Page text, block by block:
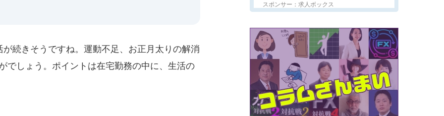
続きそうですね。運動不足、お正月太りの解消
でしょう。ポイントは在宅勤務の中に、生活の
スポンサー：求人ボックス